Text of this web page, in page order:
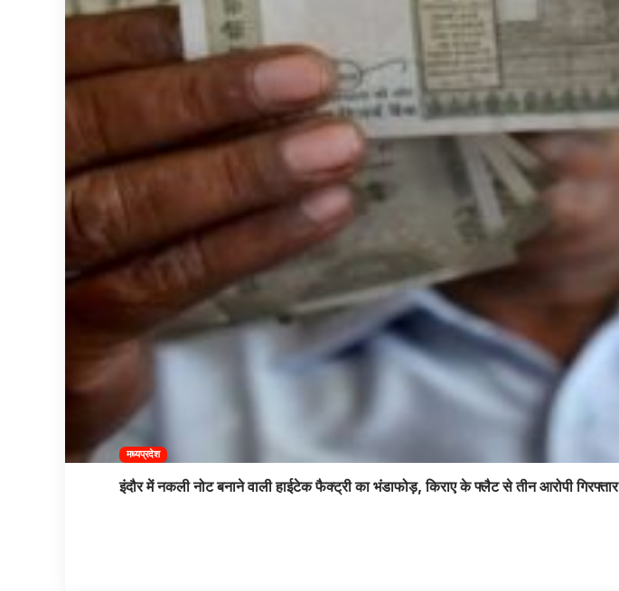
मध्यप्रदेश
इंदौर में नकली नोट बनाने वाली हाईटेक फैक्ट्री का भंडाफोड़, किराए के फ्लैट से तीन आरोपी गिरफ्तार